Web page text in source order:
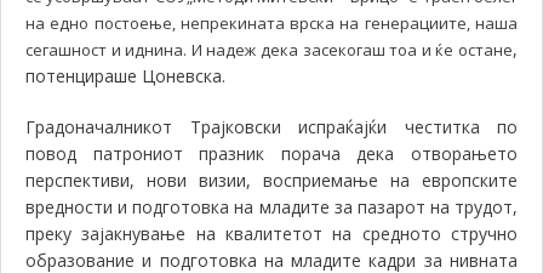
на едно постоење, непрекината врска на генерациите, наша
сегашност и иднина. И надеж дека засекогаш тоа и ќе остане,
потенцираше Цоневска.
Градоначалникот Трајковски испраќајќи честитка по
повод патрониот празник порача дека
отворањето
перспективи, нови визии, восприемање на европските
вредности и подготовка на младите за пазарот на трудот,
преку зајакнување на квалитетот на средното стручно
образование и подготовка на младите кадри за нивната